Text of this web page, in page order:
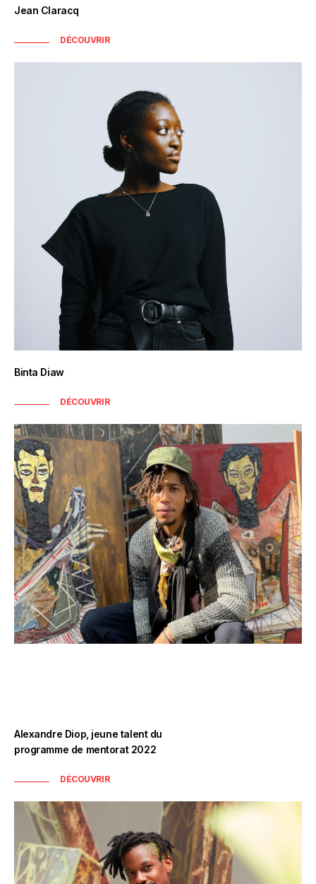
Jean Claracq
DÉCOUVRIR
Binta Diaw
DÉCOUVRIR
Alexandre Diop, jeune talent du
programme de mentorat 2022
DÉCOUVRIR